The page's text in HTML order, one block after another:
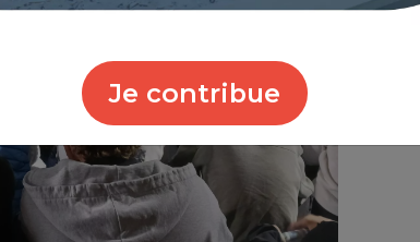
Je contribue